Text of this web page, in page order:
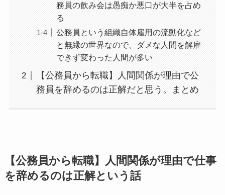
務員の飲み会は愚痴か悪口が大半を占め
る
公務員という組織自体雇用の流動化など
と無縁の世界なので、ダメな人間を解雇
できず変わった人間が多い
【公務員から転職】人間関係が理由で公
務員を辞めるのは正解だと思う。まとめ
【公務員から転職】人間関係が理由で仕事
を辞めるのは正解という話